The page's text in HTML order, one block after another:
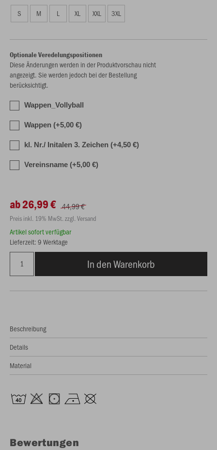
S M L XL XXL 3XL
Optionale Veredelungspositionen
Diese Änderungen werden in der Produktvorschau nicht
angezeigt. Sie werden jedoch bei der Bestellung
berücksichtigt.
Wappen_Vollyball
Wappen (+5,00 €)
kl. Nr./ Initalen 3. Zeichen (+4,50 €)
Vereinsname (+5,00 €)
ab 26,99 € 44,99 €
Preis inkl. 19% MwSt. zzgl. Versand
Artikel sofort verfügbar
Lieferzeit: 9 Werktage
In den Warenkorb
Beschreibung
Details
Material
Bewertungen